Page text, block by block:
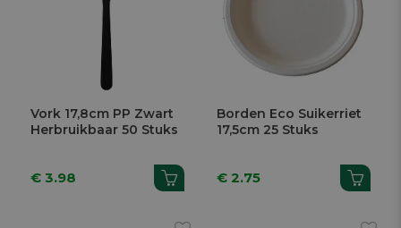
Vork 17,8cm PP Zwart
Herbruikbaar 50 Stuks
€ 3.98
Borden Eco Suikerriet
17,5cm 25 Stuks
€ 2.75